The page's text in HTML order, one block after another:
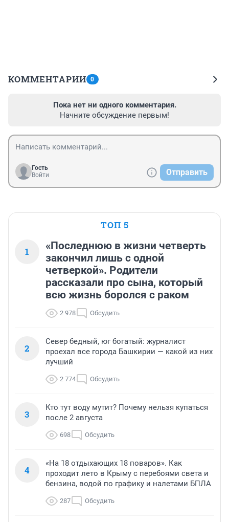
КОММЕНТАРИИ 0
Пока нет ни одного комментария.
Начните обсуждение первым!
Гость
Войти
Отправить
ТОП 5
1
«Последнюю в жизни четверть
закончил лишь с одной
четверкой». Родители
рассказали про сына, который
всю жизнь боролся с раком
2 978 Обсудить
2
Север бедный, юг богатый: журналист
проехал все города Башкирии — какой из них
лучший
2 774 Обсудить
3
Кто тут воду мутит? Почему нельзя купаться
после 2 августа
698 Обсудить
4
«На 18 отдыхающих 18 поваров». Как
проходит лето в Крыму с перебоями света и
бензина, водой по графику и налетами БПЛА
287 Обсудить